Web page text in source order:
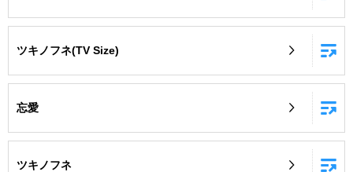
自宅でカラオケ歌い放題！
ツキノフネ(TV Size)
忘愛
ツキノフネ